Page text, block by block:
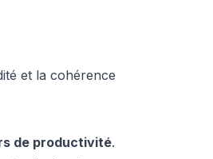
et la cohérence
de productivité.